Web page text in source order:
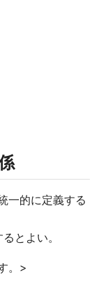
的に定義する
とよい。
。>